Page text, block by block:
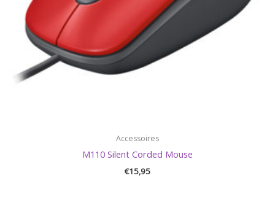
Accessoires
M110 Silent Corded Mouse
€15,95